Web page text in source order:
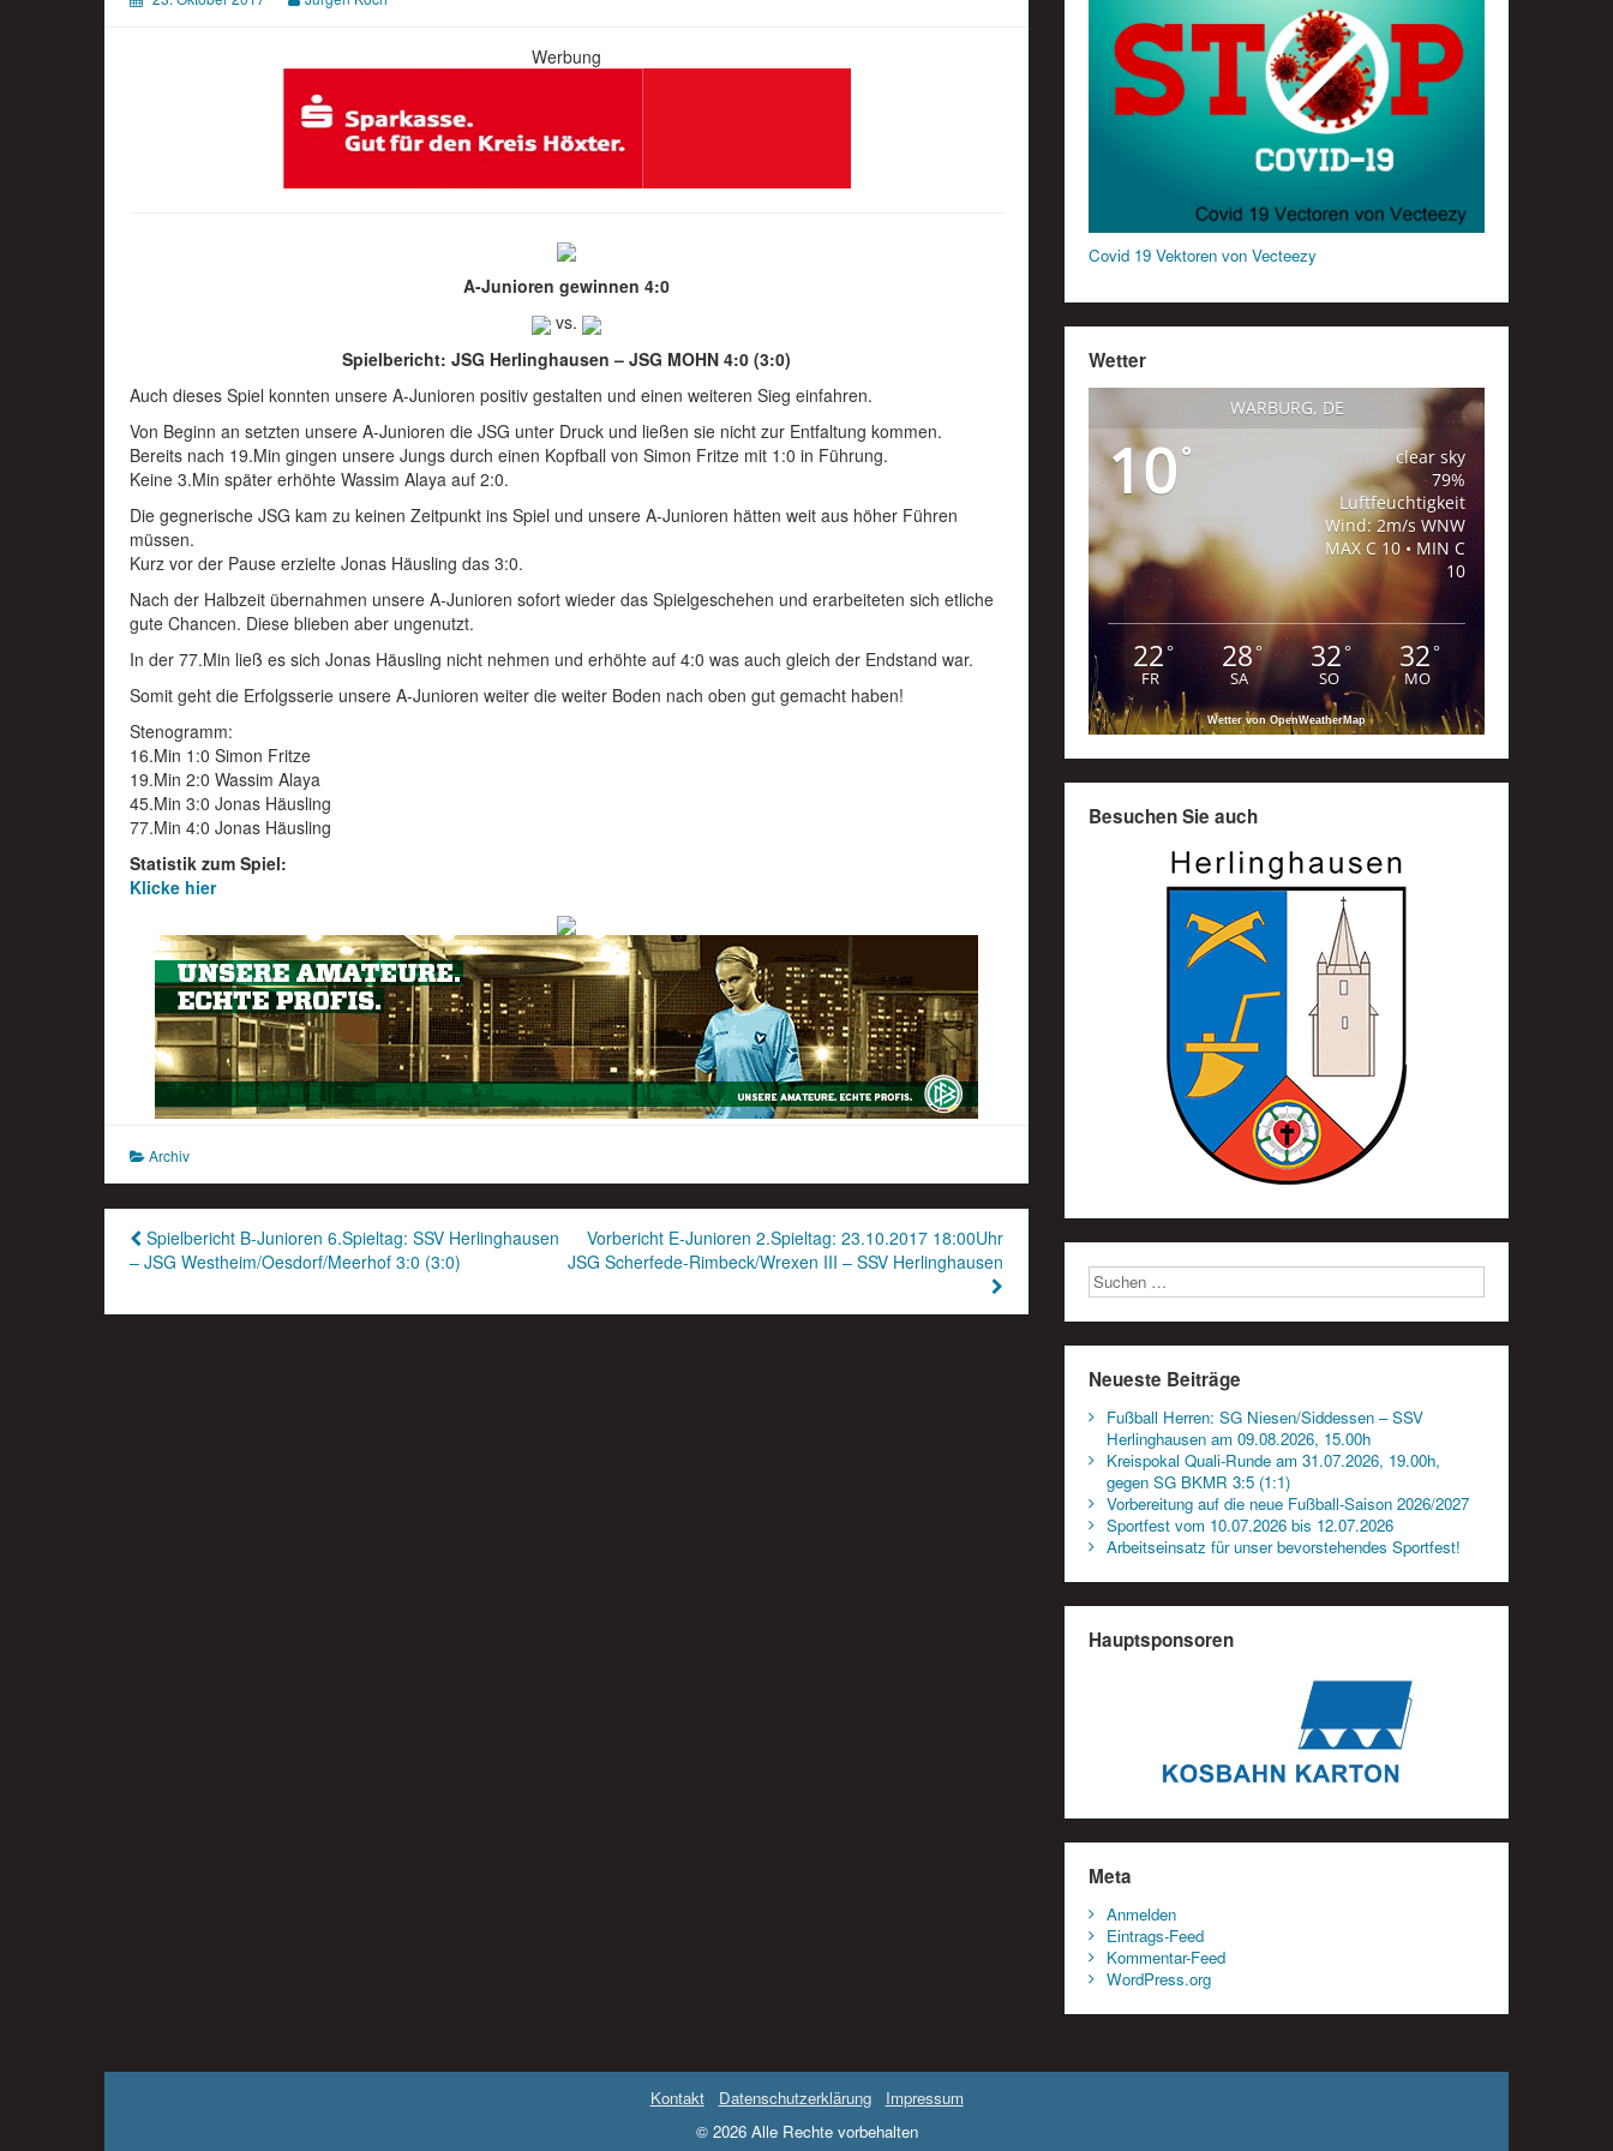
Werbung
A-Junioren gewinnen 4:0
vs.
Spielbericht: JSG Herlinghausen – JSG MOHN 4:0 (3:0)
Auch dieses Spiel konnten unsere A-Junioren positiv gestalten und einen weiteren Sieg einfahren.
Von Beginn an setzten unsere A-Junioren die JSG unter Druck und ließen sie nicht zur Entfaltung kommen.
Bereits nach 19.Min gingen unsere Jungs durch einen Kopfball von Simon Fritze mit 1:0 in Führung.
Keine 3.Min später erhöhte Wassim Alaya auf 2:0.
Die gegnerische JSG kam zu keinen Zeitpunkt ins Spiel und unsere A-Junioren hätten weit aus höher Führen
müssen.
Kurz vor der Pause erzielte Jonas Häusling das 3:0.
Nach der Halbzeit übernahmen unsere A-Junioren sofort wieder das Spielgeschehen und erarbeiteten sich etliche
gute Chancen. Diese blieben aber ungenutzt.
In der 77.Min ließ es sich Jonas Häusling nicht nehmen und erhöhte auf 4:0 was auch gleich der Endstand war.
Somit geht die Erfolgsserie unsere A-Junioren weiter die weiter Boden nach oben gut gemacht haben!
Stenogramm:
16.Min 1:0 Simon Fritze
19.Min 2:0 Wassim Alaya
45.Min 3:0 Jonas Häusling
77.Min 4:0 Jonas Häusling
Statistik zum Spiel:
Klicke hier
Archiv
Beitragsnavigation
Spielbericht B-Junioren 6.Spieltag: SSV Herlinghausen
– JSG Westheim/Oesdorf/Meerhof 3:0 (3:0)
Vorbericht E-Junioren 2.Spieltag: 23.10.2017 18:00Uhr
JSG Scherfede-Rimbeck/Wrexen III – SSV Herlinghausen
Covid 19 Vektoren von Vecteezy
Wetter
WARBURG, DE
10°
clear sky
79%
Luftfeuchtigkeit
Wind: 2m/s WNW
MAX C 10 • MIN C
10
22°
FR
28°
SA
32°
SO
32°
MO
Wetter von OpenWeatherMap
Besuchen Sie auch
Neueste Beiträge
Fußball Herren: SG Niesen/Siddessen – SSV
Herlinghausen am 09.08.2026, 15.00h
Kreispokal Quali-Runde am 31.07.2026, 19.00h,
gegen SG BKMR 3:5 (1:1)
Vorbereitung auf die neue Fußball-Saison 2026/2027
Sportfest vom 10.07.2026 bis 12.07.2026
Arbeitseinsatz für unser bevorstehendes Sportfest!
Hauptsponsoren
Meta
Anmelden
Eintrags-Feed
Kommentar-Feed
WordPress.org
Kontakt Datenschutzerklärung
Impressum
© 2026 Alle Rechte vorbehalten